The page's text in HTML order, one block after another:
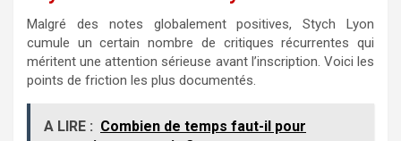
Malgré des notes globalement positives, Stych Lyon
cumule un certain nombre de critiques récurrentes qui
méritent une attention sérieuse avant l’inscription. Voici les
points de friction les plus documentés.
A LIRE : Combien de temps faut-il pour